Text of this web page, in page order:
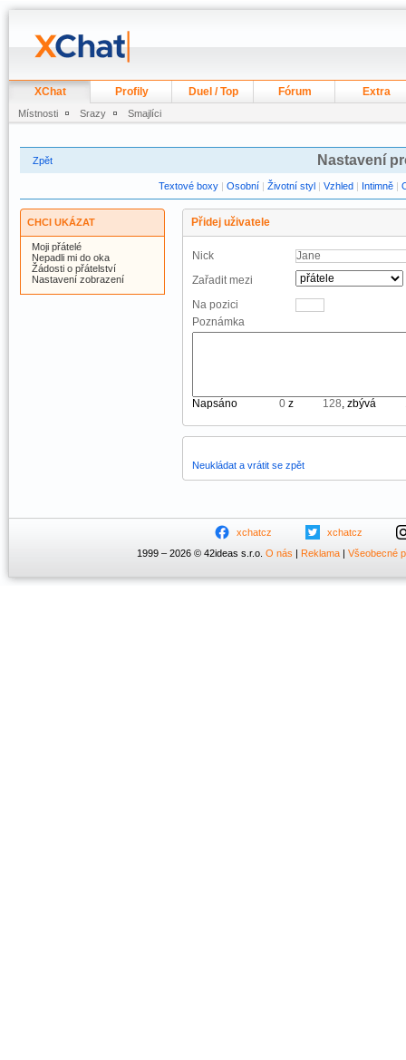
XChat Profily Duel / Top Fórum Extra
Místnosti Srazy Smajlíci
Zpět Nastavení
Textové boxy| Osobní| Životní styl| Vzhled| Intimně|
CHCI UKÁZAT
Moji přátelé
Nepadli mi do oka
Žádosti o přátelství
Nastavení zobrazení
Přidej uživatele
Nick
Zařadit mezi
Na pozici
Poznámka
Napsáno z , zbývá
Neukládat a vrátit se zpět
xchatcz
xchatcz
1999 – 2026 © 42ideas s.r.o. O nás | Reklama | Všeobecné